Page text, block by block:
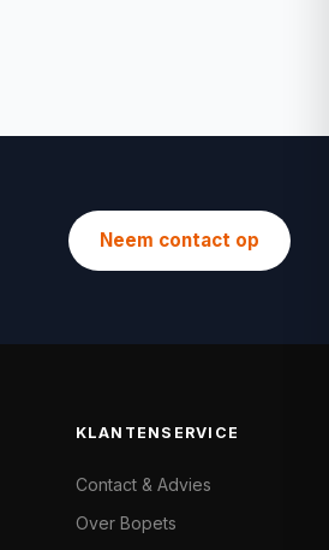
Neem contact op
KLANTENSERVICE
Contact & Advies
Over Bopets